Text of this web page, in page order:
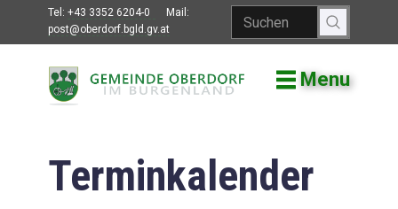
Tel: +43 3352 6204-0
Mail:
post@oberdorf.bgld.gv.at
Menu
Willkommen
Termine und
Veranstaltungen
Terminkalender